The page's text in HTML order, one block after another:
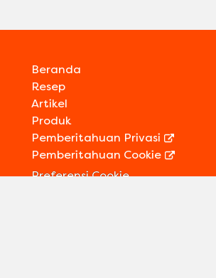
Beranda
Resep
Artikel
Produk
Pemberitahuan Privasi
Pemberitahuan Cookie
Preferensi Cookie